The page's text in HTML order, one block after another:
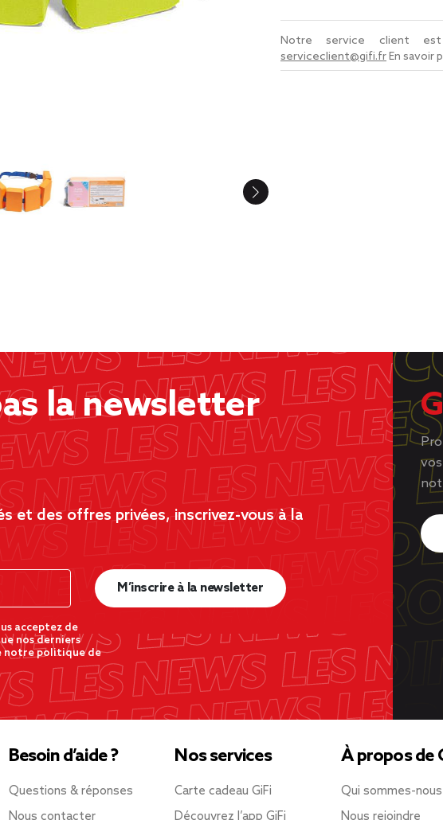
Notre service client
serviceclient@gifi.frEn savoir
la newsletter
et des offres privées, inscrivez-vous à la
acceptez de
nos derniers
notre politique de
M’inscrire à la newsletter
Besoin d’aide ?
Questions & réponses
Nous contacter
Nos services
Carte cadeau GiFi
Découvrez l’app GiFi
À propos de
Qui sommes-nous
Nous rejoindre